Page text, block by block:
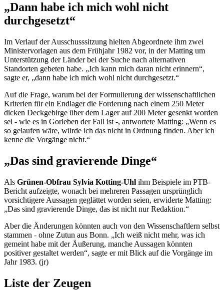
„Dann habe ich mich wohl nicht
durchgesetzt“
Im Verlauf der Ausschusssitzung hielten Abgeordnete ihm zwei
Ministervorlagen aus dem Frühjahr 1982 vor, in der Matting um
Unterstützung der Länder bei der Suche nach alternativen
Standorten gebeten habe. „Ich kann mich daran nicht erinnern“,
sagte er, „dann habe ich mich wohl nicht durchgesetzt.“
Auf die Frage, warum bei der Formulierung der wissenschaftlichen
Kriterien für ein Endlager die Forderung nach einem 250 Meter
dicken Deckgebirge über dem Lager auf 200 Meter gesenkt worden
sei - wie es in Gorleben der Fall ist -, antwortete Matting: „Wenn es
so gelaufen wäre, würde ich das nicht in Ordnung finden. Aber ich
kenne die Vorgänge nicht.“
„Das sind gravierende Dinge“
Als Grünen-Obfrau Sylvia Kotting-Uhl ihm Beispiele im PTB-
Bericht aufzeigte, wonach bei mehreren Passagen ursprünglich
vorsichtigere Aussagen geglättet worden seien, erwiderte Matting:
„Das sind gravierende Dinge, das ist nicht nur Redaktion.“
Aber die Änderungen könnten auch von den Wissenschaftlern selbst
stammen - ohne Zutun aus Bonn. „Ich weiß nicht mehr, was ich
gemeint habe mit der Äußerung, manche Aussagen könnten
positiver gestaltet werden“, sagte er mit Blick auf die Vorgänge im
Jahr 1983. (jr)
Liste der Zeugen